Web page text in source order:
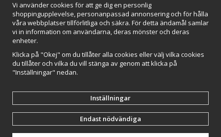
Impressum
VAMOS Commerce AB
Organisationsnummer: 559502-0453
Drift & produktion:Wikinggruppen
Vi använder cookies för att ge dig en personlig
shoppingupplevelse, personanpassad annonsering och för hålla
våra webbplatser tillförlitliga och säkra. För detta ändamål samlar
vi in information om användarna, deras mönster och deras
enheter.
Klicka på "Okej" om du tillåter alla cookies eller välj vilka cookies
du tillåter och vilka du vill stänga av genom att klicka på
"Inställningar" nedan.
Inställningar
Endast nödvändiga